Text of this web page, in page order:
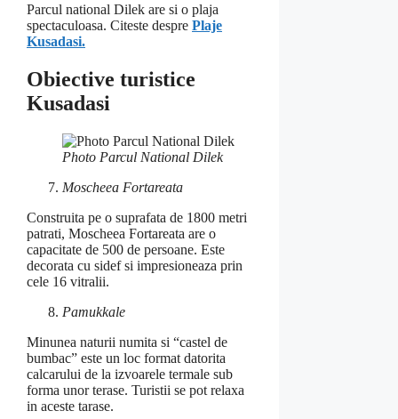
Parcul national Dilek are si o plaja
spectaculoasa. Citeste despre Plaje
Kusadasi.
Obiective turistice
Kusadasi
Photo Parcul National Dilek
Moscheea Fortareata
Construita pe o suprafata de 1800 metri
patrati, Moscheea Fortareata are o
capacitate de 500 de persoane. Este
decorata cu sidef si impresioneaza prin
cele 16 vitralii.
Pamukkale
Minunea naturii numita si “castel de
bumbac” este un loc format datorita
calcarului de la izvoarele termale sub
forma unor terase. Turistii se pot relaxa
in aceste tarase.